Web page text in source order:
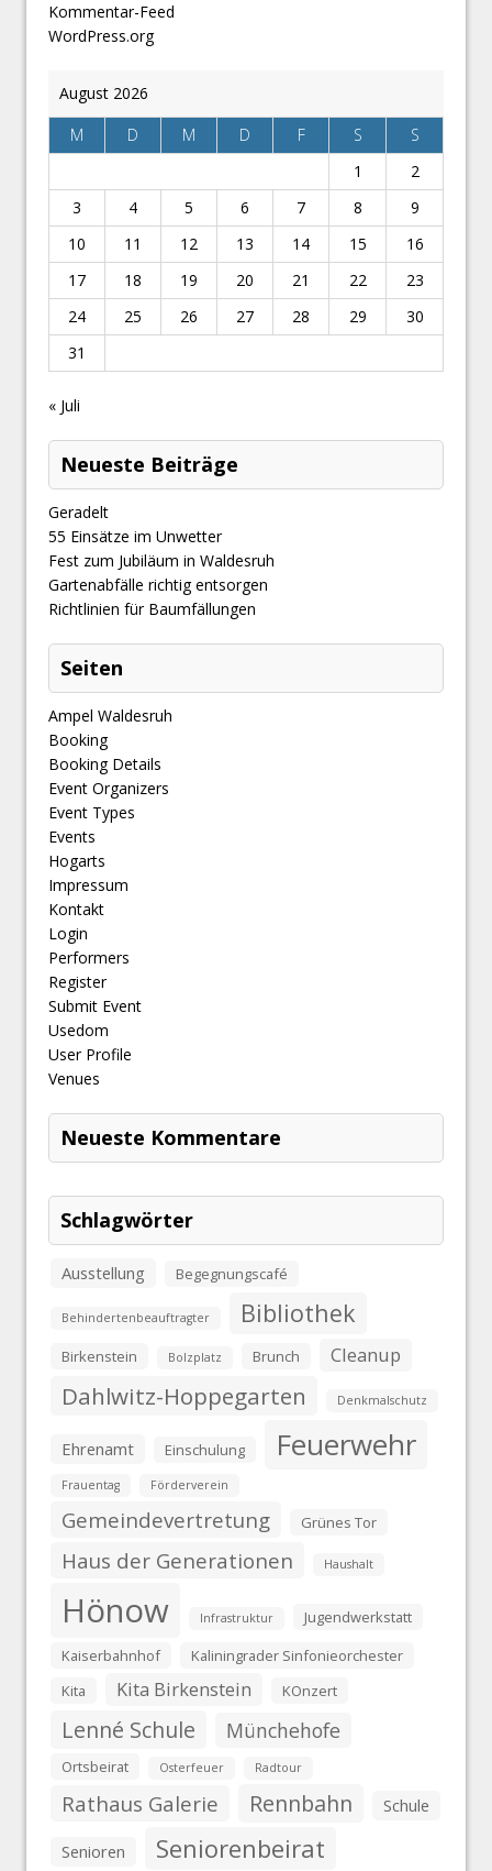
Kommentar-Feed
WordPress.org
August 2026
M
D M D F S
S
1
2
3
4 5 6 7 8
9
10
11 12 13 14 15
16
17
18 19 20 21 22
23
24
25 26 27 28 29
30
31
« Juli
Neueste Beiträge
Geradelt
​55 Einsätze im Unwetter
Fest zum Jubiläum in Waldesruh
Gartenabfälle richtig entsorgen
Richtlinien für Baumfällungen
Seiten
Ampel Waldesruh
Booking
Booking Details
Event Organizers
Event Types
Events
Hogarts
Impressum
Kontakt
Login
Performers
Register
Submit Event
Usedom
User Profile
Venues
Neueste Kommentare
Schlagwörter
Ausstellung Begegnungscafé
Behindertenbeauftragter Bibliothek
Birkenstein Bolzplatz Brunch Cleanup
Dahlwitz-Hoppegarten Denkmalschutz
Ehrenamt Einschulung Feuerwehr
Frauentag Förderverein
Gemeindevertretung Grünes Tor
Haus der Generationen Haushalt
Hönow Infrastruktur
Jugendwerkstatt
Kaiserbahnhof
Kaliningrader Sinfonieorchester
Kita
Kita Birkenstein KOnzert
Lenné Schule Münchehofe
Ortsbeirat Osterfeuer Radtour
Rathaus Galerie Rennbahn Schule
Senioren Seniorenbeirat